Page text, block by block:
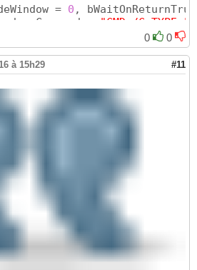
= 0 ,
sCommand = "CMD /C TYPE "
sCommand, iHideWindow,
= Nothing
Nothing
( "Text1" & vbNewLine &
0 0
à 15h29 #11